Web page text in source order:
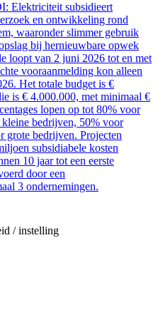
Elektriciteit subsidieert
en ontwikkeling rond
waaronder slimmer gebruik
bij hernieuwbare opwek
loopt van 2 juni 2026 tot en met
vooraanmelding kon alleen
Het totale budget is €
is € 4.000.000, met minimaal €
lopen op tot 80% voor
bedrijven, 50% voor
grote bedrijven. Projecten
subsidiabele kosten
10 jaar tot een eerste
door een
3 ondernemingen.
/ instelling